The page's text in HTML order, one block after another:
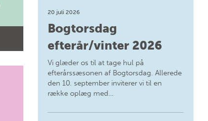
20 juli 2026
Bogtorsdag
efterår/vinter 2026
Vi glæder os til at tage hul på
efterårssæsonen af Bogtorsdag. Allerede
den 10. september inviterer vi til en
række oplæg med…